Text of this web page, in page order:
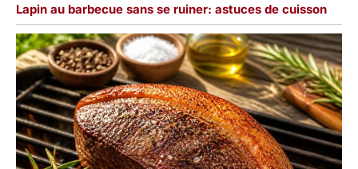
Lapin au barbecue sans se ruiner: astuces de cuisson